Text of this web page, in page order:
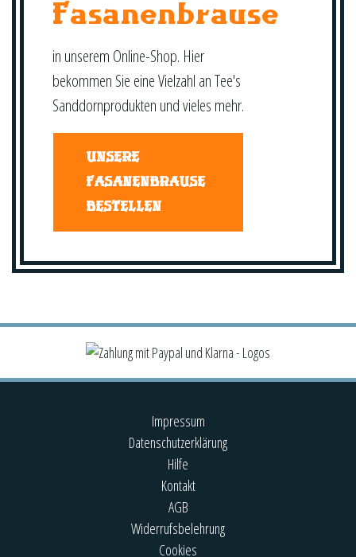
Fasanenbrause
in unserem Online-Shop. Hier
bekommen Sie eine Vielzahl an Tee's
Sanddornprodukten und vieles mehr.
UNSERE
FASANENBRAUSE
BESTELLEN
Impressum
Datenschutzerklärung
Hilfe
Kontakt
AGB
Widerrufsbelehrung
Cookies